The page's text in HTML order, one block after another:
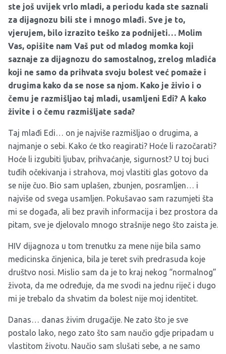
ste još uvijek vrlo mladi, a periodu kada ste saznali
za dijagnozu bili ste i mnogo mlađi. Sve je to,
vjerujem, bilo izrazito teško za podnijeti… Molim
Vas, opišite nam Vaš put od mladog momka koji
saznaje za dijagnozu do samostalnog, zrelog mladića
koji ne samo da prihvata svoju bolest već pomaže i
drugima kako da se nose sa njom. Kako je živio i o
čemu je razmišljao taj mladi, usamljeni Edi? A kako
živite i o čemu razmišljate sada?
Taj mlađi Edi… on je najviše razmišljao o drugima, a
najmanje o sebi. Kako će tko reagirati? Hoće li razočarati?
Hoće li izgubiti ljubav, prihvaćanje, sigurnost? U toj buci
tuđih očekivanja i strahova, moj vlastiti glas gotovo da
se nije čuo. Bio sam uplašen, zbunjen, posramljen… i
najviše od svega usamljen. Pokušavao sam razumjeti šta
mi se događa, ali bez pravih informacija i bez prostora da
pitam, sve je djelovalo mnogo strašnije nego što zaista je.
HIV dijagnoza u tom trenutku za mene nije bila samo
medicinska činjenica, bila je teret svih predrasuda koje
društvo nosi. Mislio sam da je to kraj nekog “normalnog”
života, da me određuje, da me svodi na jednu riječ i dugo
mi je trebalo da shvatim da bolest nije moj identitet.
Danas… danas živim drugačije. Ne zato što je sve
postalo lako, nego zato što sam naučio gdje pripadam u
vlastitom životu. Naučio sam slušati sebe, a ne samo